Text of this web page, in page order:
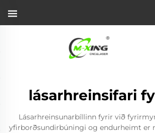
lásarhreinsifari
Lásarhreinsunarbíllinn fyrir við
yfirborðsundirbúningi og endurheimt er